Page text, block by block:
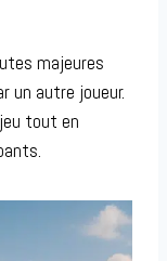
majeures
un autre joueur.
tout en